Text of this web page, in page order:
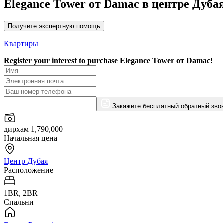
Elegance Tower от Damac в центре
Получите экспертную помощь
Квартиры
Register your interest to purchase Elegance Tower от Damac!
Закажите бесплатный обратный
дирхам 1,790,000
Начальная цена
Центр Дубая
Расположение
1BR, 2BR
Спальни